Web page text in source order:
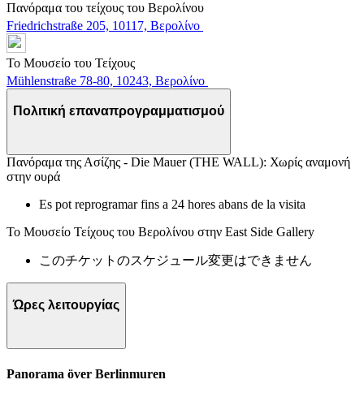
Πανόραμα του τείχους του Βερολίνου
Friedrichstraße 205, 10117, Βερολίνο
Το Μουσείο του Τείχους
Mühlenstraße 78-80, 10243, Βερολίνο
Πολιτική επαναπρογραμματισμού
Πανόραμα της Ασίζης - Die Mauer (THE WALL): Χωρίς αναμονή
στην ουρά
Es pot reprogramar fins a 24 hores abans de la visita
Το Μουσείο Τείχους του Βερολίνου στην East Side Gallery
このチケットのスケジュール変更はできません
Ώρες λειτουργίας
Panorama över Berlinmuren